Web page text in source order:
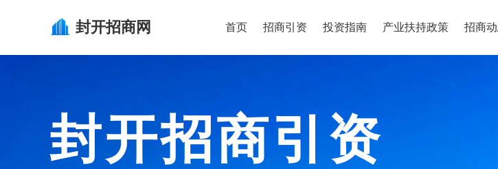
封开招商网 首页 招商引资 投资指南 产业扶持政策 招商
封开招商引资